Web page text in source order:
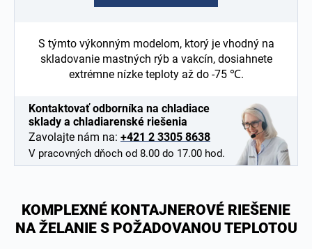
S týmto výkonným modelom, ktorý je vhodný na
skladovanie mastných rýb a vakcín, dosiahnete
extrémne nízke teploty až do -75 ℃.
Kontaktovať odborníka na chladiace
sklady a chladiarenské riešenia
Zavolajte nám na: +421 2 3305 8638
V pracovných dňoch od 8.00 do 17.00 hod.
KOMPLEXNÉ KONTAJNEROVÉ RIEŠENIE
NA ŽELANIE S POŽADOVANOU TEPLOTOU